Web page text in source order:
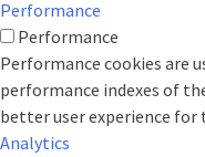
Performance
Performance
Performance cookies are
performance indexes of
better user experience for
Analytics